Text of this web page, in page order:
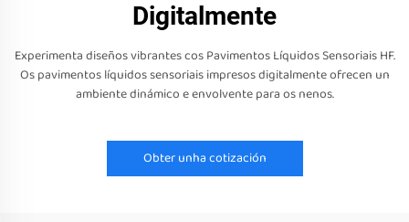
Digitalmente
Experimenta diseños vibrantes cos Pavimentos Líquidos Sensoriais HF.
Os pavimentos líquidos sensoriais impresos digitalmente ofrecen un
ambiente dinámico e envolvente para os nenos.
Obter unha cotización